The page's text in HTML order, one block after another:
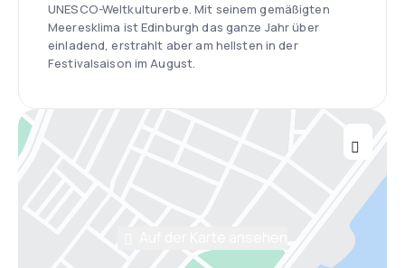
UNESCO-Weltkulturerbe. Mit seinem gemäßigten
Meeresklima ist Edinburgh das ganze Jahr über
einladend, erstrahlt aber am hellsten in der
Festivalsaison im August.